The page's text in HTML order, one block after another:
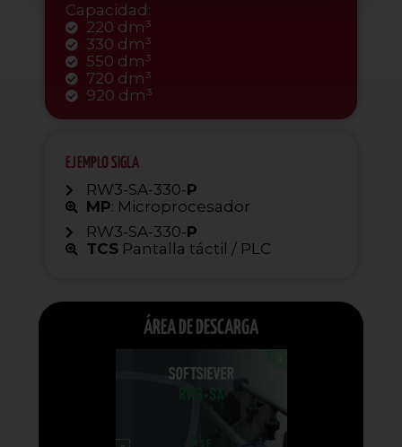
Capacidad:
220 dm³
330 dm³
550 dm³
720 dm³
920 dm³
EJEMPLO SIGLA
RW3-SA-330-P
MP: Microprocesador
RW3-SA-330-P
TCSPantalla táctil / PLC
ÁREA DE DESCARGA